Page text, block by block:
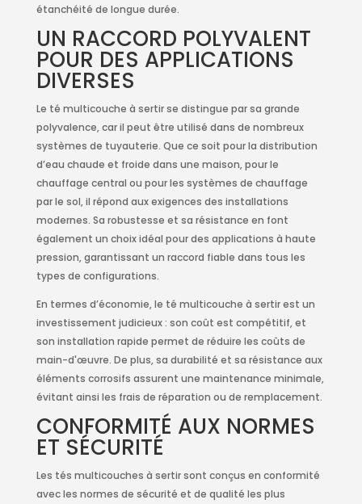
étanchéité de longue durée.
UN RACCORD POLYVALENT
POUR DES APPLICATIONS
DIVERSES
Le té multicouche à sertir se distingue par sa grande
polyvalence, car il peut être utilisé dans de nombreux
systèmes de tuyauterie. Que ce soit pour la distribution
d’eau chaude et froide dans une maison, pour le
chauffage central ou pour les systèmes de chauffage
par le sol, il répond aux exigences des installations
modernes. Sa robustesse et sa résistance en font
également un choix idéal pour des applications à haute
pression, garantissant un raccord fiable dans tous les
types de configurations.
En termes d’économie, le té multicouche à sertir est un
investissement judicieux : son coût est compétitif, et
son installation rapide permet de réduire les coûts de
main-d'œuvre. De plus, sa durabilité et sa résistance aux
éléments corrosifs assurent une maintenance minimale,
évitant ainsi les frais de réparation ou de remplacement.
CONFORMITÉ AUX NORMES
ET SÉCURITÉ
Les tés multicouches à sertir sont conçus en conformité
avec les normes de sécurité et de qualité les plus